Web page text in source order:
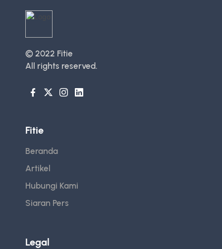
© 2022 Fitie
All rights reserved.
Fitie
Beranda
Artikel
Hubungi Kami
Siaran Pers
Legal